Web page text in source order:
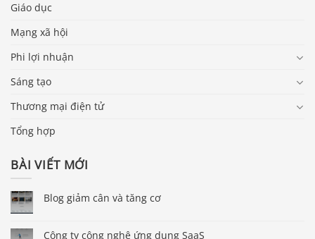
Giáo dục
Mạng xã hội
Phi lợi nhuận
Sáng tạo
Thương mại điện tử
Tổng hợp
BÀI VIẾT MỚI
Blog giảm cân và tăng cơ
Công ty công nghệ ứng dụng SaaS